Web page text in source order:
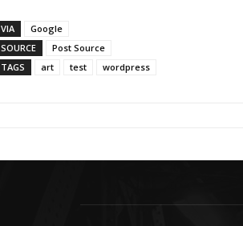
VIA
Google
SOURCE
Post Source
TAGS
art test wordpress